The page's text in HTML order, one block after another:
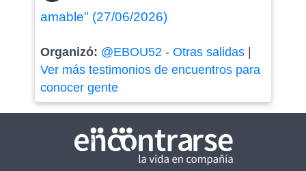
amable" (27/06/2026)
Organizó: @EBOU52- Otras salidas|
Ver más testimonios de encuentros para
conocer gente